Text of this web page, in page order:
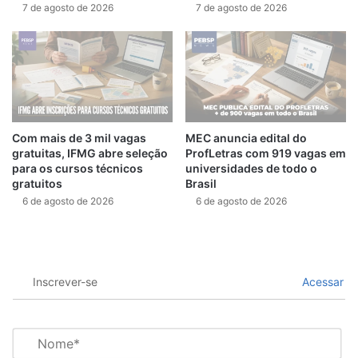
7 de agosto de 2026 7 de agosto de 2026
Com mais de 3 mil vagas
gratuitas, IFMG abre seleção
para os cursos técnicos
gratuitos
6 de agosto de 2026
MEC anuncia edital do
ProfLetras com 919 vagas em
universidades de todo o
Brasil
6 de agosto de 2026
Inscrever-se Acessar